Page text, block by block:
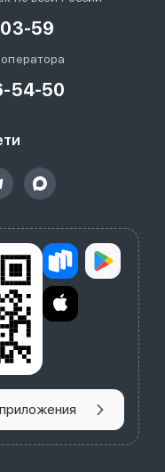
59
54-50